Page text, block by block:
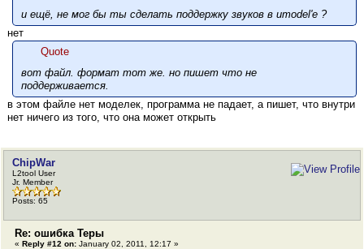
и ещё, не мог бы ты сделать поддержку звуков в umodel'e ?
нет
Quote
вот файл. формат тот же. но пишет что не
поддерживается.
в этом файле нет моделек, программа не падает, а пишет, что внутри
нет ничего из того, что она может открыть
ChipWar
L2tool User
Jr. Member
Posts: 65
Re: ошибка Теры
« Reply #12 on: January 02, 2011, 12:17 »